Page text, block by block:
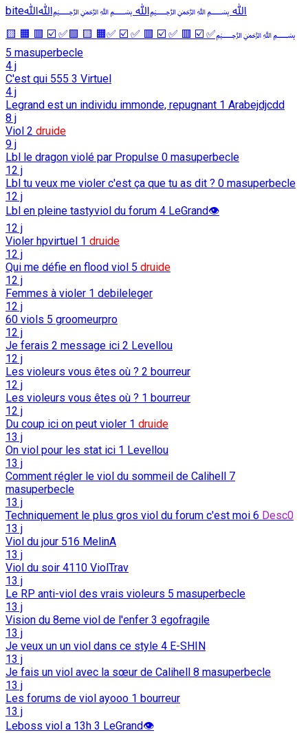
biteﷲ ﷽ﷲ ﷽ﷲﷲ
﷽✅ ☑️ 🟥 ✅ ☑️ 🟥 ✅ ☑️ ✅🟧 🟨 🟩✅ ☑️ 🟥 🟧 🟨
masuperbecle
4 j
C'est qui 555 3 Virtuel
4 j
Legrand est un individu immonde, repugnant 1 Arabejdjcdd
8 j
Viol 2 druide
9 j
Lbl le dragon violé par Propulse 0 masuperbecle
12 j
Lbl tu veux me violer c'est ça que tu as dit ? 0 masuperbecle
12 j
Lbl en pleine tastyviol du forum 4 LeGrand👁️
12 j
Violer hpvirtuel 1 druide
12 j
Qui me défie en flood viol 5 druide
12 j
Femmes à violer 1 debileleger
12 j
60 viols 5 groomeurpro
12 j
Je ferais 2 message ici 2 Levellou
12 j
Les violeurs vous êtes où ? 2 bourreur
12 j
Les violeurs vous êtes où ? 1 bourreur
12 j
Du coup ici on peut violer 1 druide
13 j
On viol pour les stat ici 1 Levellou
13 j
Comment régler le viol du sommeil de Calihell 7
masuperbecle
13 j
Techniquement le plus gros viol du forum c'est moi 6 Desc0
13 j
Viol du jour 516 MelinA
13 j
Viol du soir 4110 ViolTrav
13 j
Le RP anti-viol des vrais violeurs 5 masuperbecle
13 j
Vision du 8eme viol de l'enfer 3 egofragile
13 j
Je veux un un viol dans ce style 4 E-SHIN
13 j
Je fais un viol avec la sœur de Calihell 8 masuperbecle
13 j
Les forums de viol ayooo 1 bourreur
13 j
Leboss viol a 13h 3 LeGrand👁️